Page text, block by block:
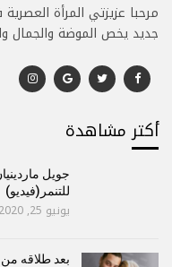
مرحبا عزيزتي المرأة
جديد يخص الموضة والجمال
أكتر مشاهدة
جويل
للتنمر(فيديو)
يونيو 25, 2020
بعد طلاقه